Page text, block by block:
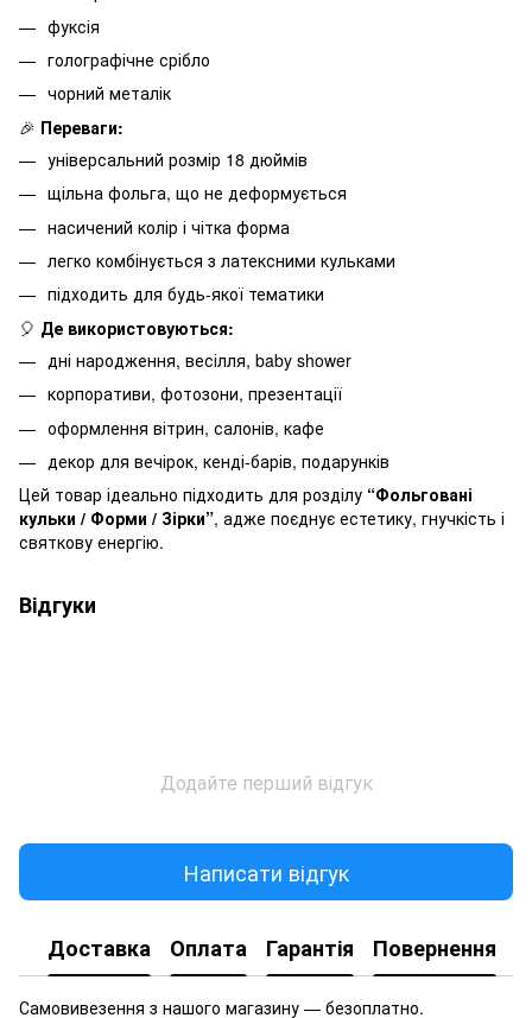
фуксія
голографічне срібло
чорний металік
🎉 Переваги:
універсальний розмір 18 дюймів
щільна фольга, що не деформується
насичений колір і чітка форма
легко комбінується з латексними кульками
підходить для будь-якої тематики
🎈 Де використовуються:
дні народження, весілля, baby shower
корпоративи, фотозони, презентації
оформлення вітрин, салонів, кафе
декор для вечірок, кенді-барів, подарунків
Цей товар ідеально підходить для розділу “Фольговані
кульки / Форми / Зірки”, адже поєднує естетику, гнучкість і
святкову енергію.
Відгуки
Додайте перший відгук
Написати відгук
Доставка Оплата Гарантія Повернення
Самовивезення з нашого магазину — безоплатно.